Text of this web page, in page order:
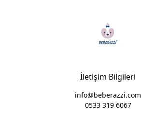
İletişim Bilgileri
info@beberazzi.com
0533 319 6067